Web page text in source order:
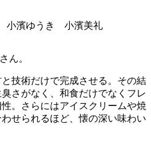
ん。
技術だけで完成させる。その結
さがなく、和食だけでなくフレ
。さらにはアイスクリームや焼
せられるほど、懐の深い味わい